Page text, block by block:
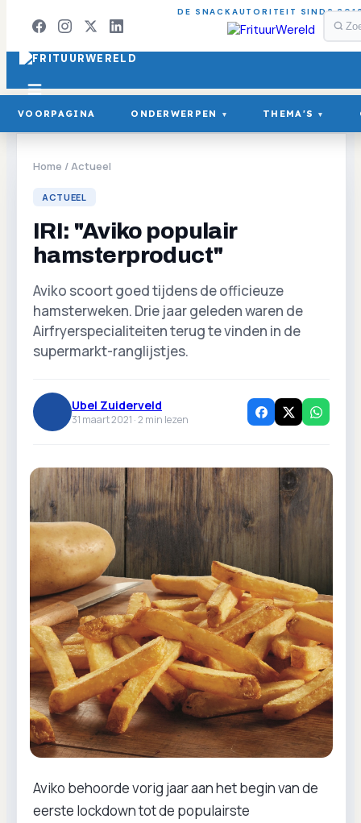
DE SNACKAUTORITEIT SINDS
VOORPAGINA ONDERWERPEN ▾ THEMA'S ▾
Home /Actueel
ACTUEEL
IRI: "Aviko populair
hamsterproduct"
Aviko scoort goed tijdens de officieuze
hamsterweken. Drie jaar geleden waren de
Airfryerspecialiteiten terug te vinden in de
supermarkt-ranglijstjes.
Ubel Zuiderveld
31 maart 2021 ·2 min lezen
Aviko behoorde vorig jaar aan het begin van de
eerste lockdown tot de populairste